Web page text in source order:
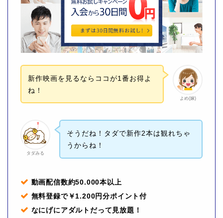
よめ(嫁)
新作映画を見るならココが1番お得よ
ね！
タダみる
そうだね！タダで新作2本は観れちゃ
うからね！
動画配信数約50.000本以上
無料登録で￥1.200円分ポイント付
なにげにアダルトだって見放題！